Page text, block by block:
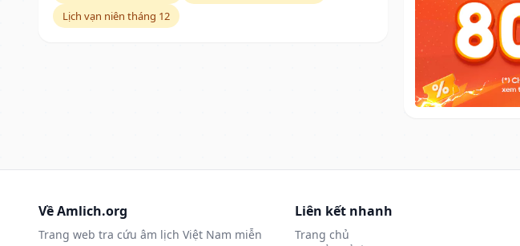
Lịch vạn niên tháng 12
Về Amlich.org
Trang web tra cứu âm lịch Việt Nam miễn
Liên kết nhanh
Trang chủ